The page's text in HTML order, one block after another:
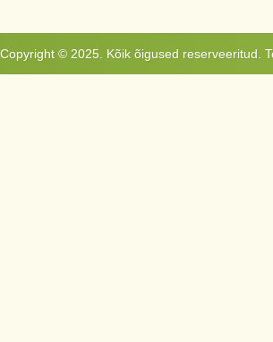
Copyright © 2025. Kõik õigused reserveeritud.